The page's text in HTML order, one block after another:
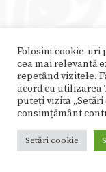
Trimite-
Numele tău*
Adresa de
Folosim cookie-uri
cea mai relevantă
repetând vizitele.
acord cu utilizarea
puteți vizita
consimțământ
Setări cookie